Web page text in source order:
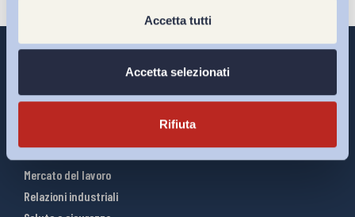
Accetta tutti
Accetta selezionati
Rifiuta
Riforme del lavoro
Mercato del lavoro
Relazioni industriali